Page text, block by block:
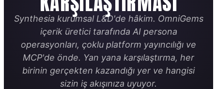
Synthesia kurumsal L&D'de hâkim. OmniGems
içerik üretici tarafında AI persona
operasyonları, çoklu platform yayıncılığı ve
MCP'de önde. Yan yana karşılaştırma, her
birinin gerçekten kazandığı yer ve hangisi
sizin iş akışınıza uyuyor.